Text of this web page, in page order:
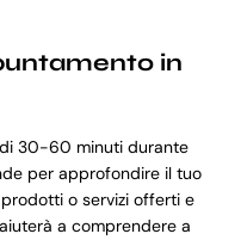
in
30-60 minuti durante
per approfondire il tuo
o servizi offerti e
a comprendere a